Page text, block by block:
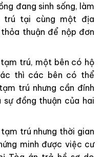
đang sinh sống, làm
tại cùng một địa
thuận để nộp đơn
trú, một bên có hộ
thì các bên có thể
trú nhưng cần đính
đồng thuận của hai
trú nhưng thời gian
minh được việc cư